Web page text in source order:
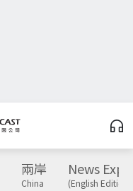
兩岸
China
News
(English Edition)